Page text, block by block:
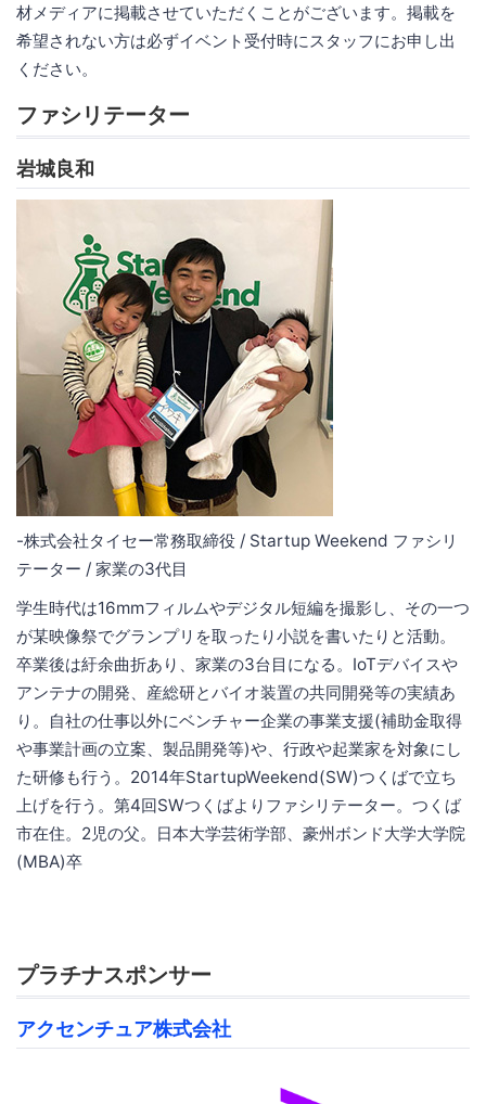
材メディアに掲載させていただくことがございます。掲載を
希望されない方は必ずイベント受付時にスタッフにお申し出
ください。
ファシリテーター
岩城良和
-株式会社タイセー常務取締役 / Startup Weekend ファシリ
テーター / 家業の3代目
学生時代は16mmフィルムやデジタル短編を撮影し、その一つ
が某映像祭でグランプリを取ったり小説を書いたりと活動。
卒業後は紆余曲折あり、家業の3台目になる。IoTデバイスや
アンテナの開発、産総研とバイオ装置の共同開発等の実績あ
り。自社の仕事以外にベンチャー企業の事業支援(補助金取得
や事業計画の立案、製品開発等)や、行政や起業家を対象にし
た研修も行う。2014年StartupWeekend(SW)つくばで立ち
上げを行う。第4回SWつくばよりファシリテーター。つくば
市在住。2児の父。日本大学芸術学部、豪州ボンド大学大学院
(MBA)卒
プラチナスポンサー
アクセンチュア株式会社